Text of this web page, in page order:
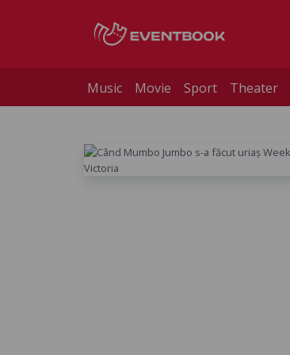
Music Movie Sport Theater